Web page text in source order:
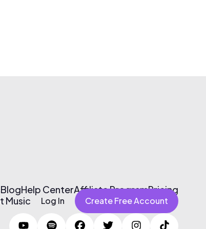
BlogHelp CenterAffiliate ProgramPricing
Music Log In Create Free Account